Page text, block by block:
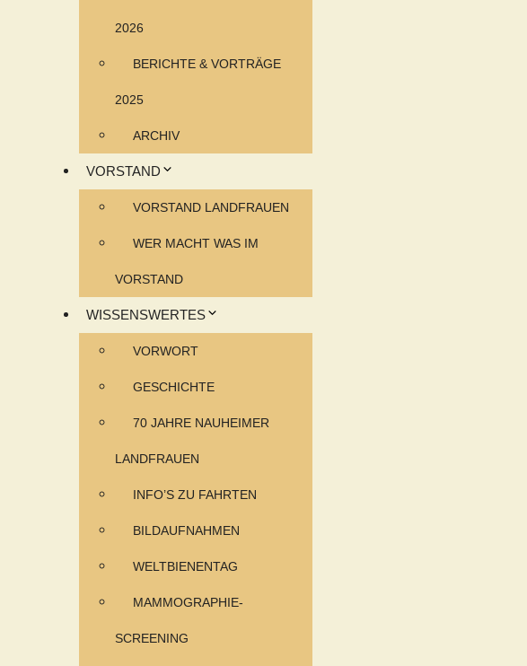
2026
BERICHTE & VORTRÄGE
2025
ARCHIV
VORSTAND
VORSTAND LANDFRAUEN
WER MACHT WAS IM
VORSTAND
WISSENSWERTES
VORWORT
GESCHICHTE
70 JAHRE NAUHEIMER
LANDFRAUEN
INFO’S ZU FAHRTEN
BILDAUFNAHMEN
WELTBIENENTAG
MAMMOGRAPHIE-
SCREENING